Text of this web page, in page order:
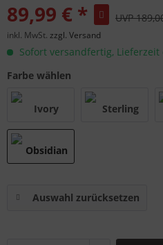
89,99 € * UVP
inkl. MwSt. zzgl. Versand
Sofort versandfertig,
Farbe wählen
Auswahl zurücksetzen